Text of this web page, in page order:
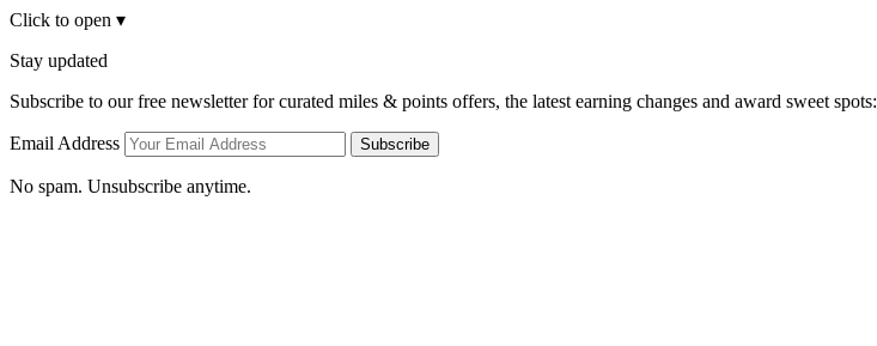
Click to open ▾
Stay updated
Subscribe to our free newsletter for curated miles & points offers, the latest earning changes and award sweet spots:
Email Address Subscribe
No spam. Unsubscribe anytime.